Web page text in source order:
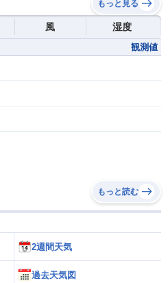
もっと見る
風 湿度
観測値
もっと読む
2週間天気
過去天気図